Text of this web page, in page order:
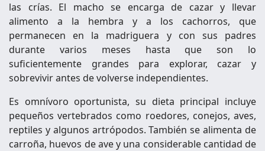
las crías. El macho se encarga de cazar y llevar
alimento a la hembra y a los cachorros, que
permanecen en la madriguera y con sus padres
durante varios meses hasta que son lo
suficientemente grandes para explorar, cazar y
sobrevivir antes de volverse independientes.
Es omnívoro oportunista, su dieta principal incluye
pequeños vertebrados como roedores, conejos, aves,
reptiles y algunos artrópodos. También se alimenta de
carroña, huevos de ave y una considerable cantidad de